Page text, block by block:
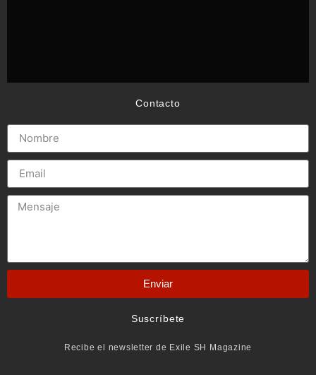
Contacto
Enviar
Suscríbete
Recibe el newsletter de Exile SH Magazine